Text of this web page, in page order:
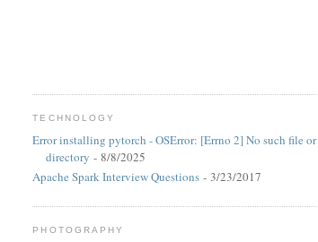
TECHNOLOGY
Error installing pytorch - OSError: [Errno 2] No such file or
directory - 8/8/2025
Apache Spark Interview Questions - 3/23/2017
PHOTOGRAPHY